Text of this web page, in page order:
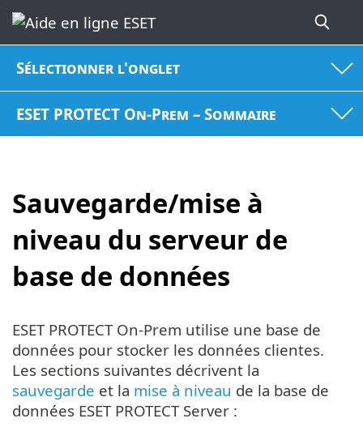
Sélectionner l'onglet
ESET PROTECT On-Prem – Sommaire
Sauvegarde/mise à
niveau du serveur de
base de données
ESET PROTECT On-Prem utilise une base de
données pour stocker les données clientes.
Les sections suivantes décrivent la
sauvegarde et la mise à niveau de la base de
données ESET PROTECT Server :